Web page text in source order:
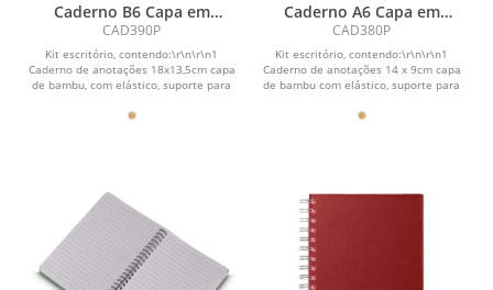
Caderno B6 Capa em
Bambu com caneta
(18x13cm)
CAD390P
Kit escritório, contendo:\r\n\r\n1
Caderno de anotações 18x13,5cm capa
de bambu, com elástico, suporte para
Caderno A6 Capa em
Bambu com caneta
(14x09cm)
CAD380P
Kit escritório, contendo:\r\n\r\n1
Caderno de anotações 14 x 9cm capa
de bambu com elástico, suporte para